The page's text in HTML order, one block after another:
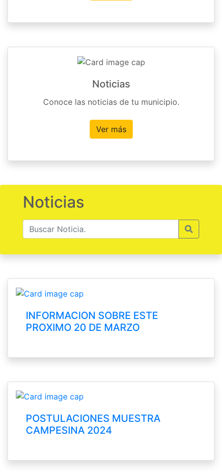
Noticias
Conoce las noticias de tu municipio.
Ver más
Noticias
INFORMACION SOBRE ESTE
PROXIMO 20 DE MARZO
POSTULACIONES MUESTRA
CAMPESINA 2024